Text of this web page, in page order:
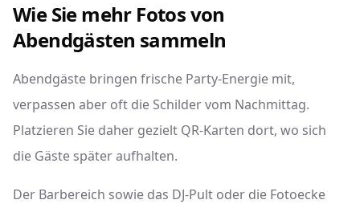
Wie Sie mehr Fotos von
Abendgästen sammeln
Abendgäste bringen frische Party-Energie mit,
verpassen aber oft die Schilder vom Nachmittag.
Platzieren Sie daher gezielt QR-Karten dort, wo sich
die Gäste später aufhalten.
Der Barbereich sowie das DJ-Pult oder die Fotoecke